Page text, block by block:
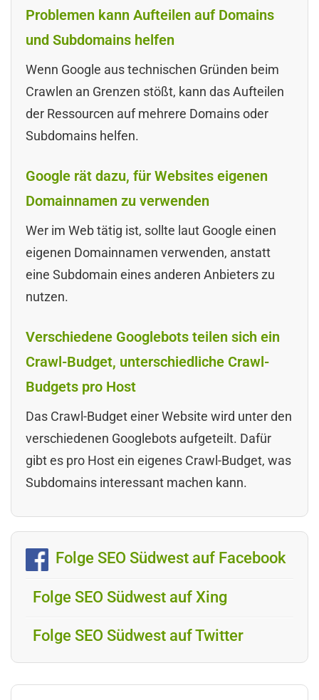
Problemen kann Aufteilen auf Domains
und Subdomains helfen
Wenn Google aus technischen Gründen beim
Crawlen an Grenzen stößt, kann das Aufteilen
der Ressourcen auf mehrere Domains oder
Subdomains helfen.
Google rät dazu, für Websites eigenen
Domainnamen zu verwenden
Wer im Web tätig ist, sollte laut Google einen
eigenen Domainnamen verwenden, anstatt
eine Subdomain eines anderen Anbieters zu
nutzen.
Verschiedene Googlebots teilen sich ein
Crawl-Budget, unterschiedliche Crawl-
Budgets pro Host
Das Crawl-Budget einer Website wird unter den
verschiedenen Googlebots aufgeteilt. Dafür
gibt es pro Host ein eigenes Crawl-Budget, was
Subdomains interessant machen kann.
Folge SEO Südwest auf Facebook
Folge SEO Südwest auf Xing
Folge SEO Südwest auf Twitter